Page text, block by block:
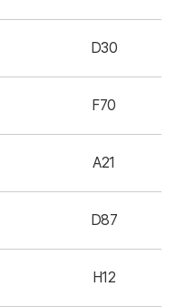
D30
F70
A21
D87
H12